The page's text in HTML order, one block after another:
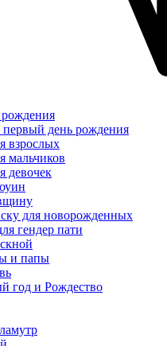
первый день рождения
взрослых
мальчиков
девочек
для новорожденных
гендер пати
и папы
год и Рождество